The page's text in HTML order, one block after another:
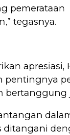
pemerataan
tegasnya.
apresiasi,
pentingnya
bertanggung
ditangani